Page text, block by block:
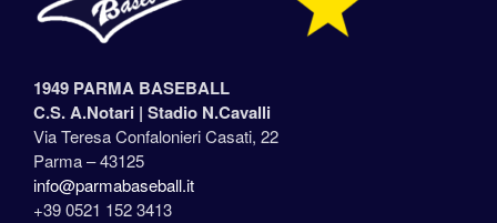
1949 PARMA BASEBALL
C.S. A.Notari | Stadio N.Cavalli
Via Teresa Confalonieri Casati, 22
Parma – 43125
info@parmabaseball.it
+39 0521 152 3413